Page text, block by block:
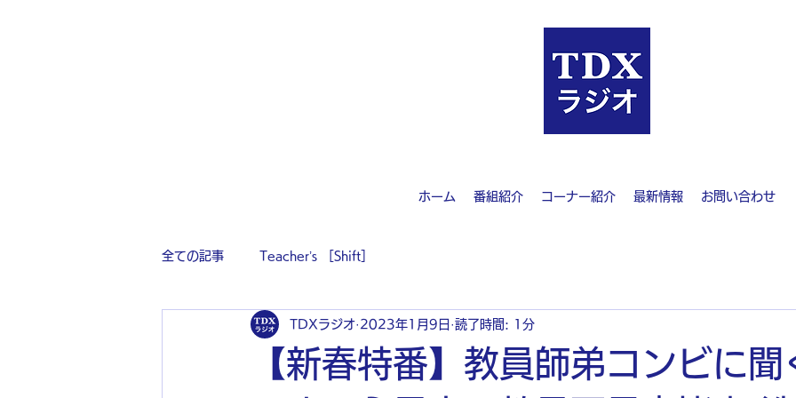
ホーム 番組紹介 コーナー紹介 最新情報 お問い合わせ
全ての記事 Teacher’s ［Shift］
【新春特番】教員師弟コンビに聞
TDXラジオ 2023年1月9日 読了時間: 1分